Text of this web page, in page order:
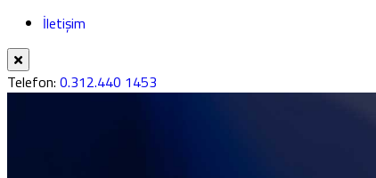
İletişim
Telefon: 0.312.440 1453